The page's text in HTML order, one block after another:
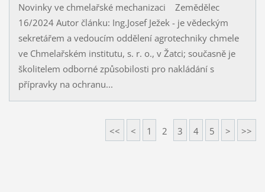
Novinky ve chmelařské mechanizaci Zemědělec
16/2024 Autor článku: Ing.Josef Ježek - je vědeckým
sekretářem a vedoucím oddělení agrotechniky chmele
ve Chmelařském institutu, s. r. o., v Žatci; současně je
školitelem odborné způsobilosti pro nakládání s
přípravky na ochranu...
<< < 1 2 3 4 5 > >>